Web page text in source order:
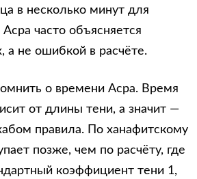
в несколько минут для
часто объясняется
а не ошибкой в расчёте.
о времени Асра. Время
от длины тени, а значит —
правила. По ханафитскому
позже, чем по расчёту, где
коэффициент тени 1,